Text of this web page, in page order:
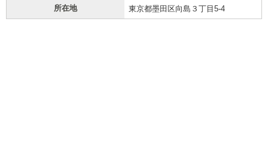
所在地 東京都墨田区向島３丁目5-4